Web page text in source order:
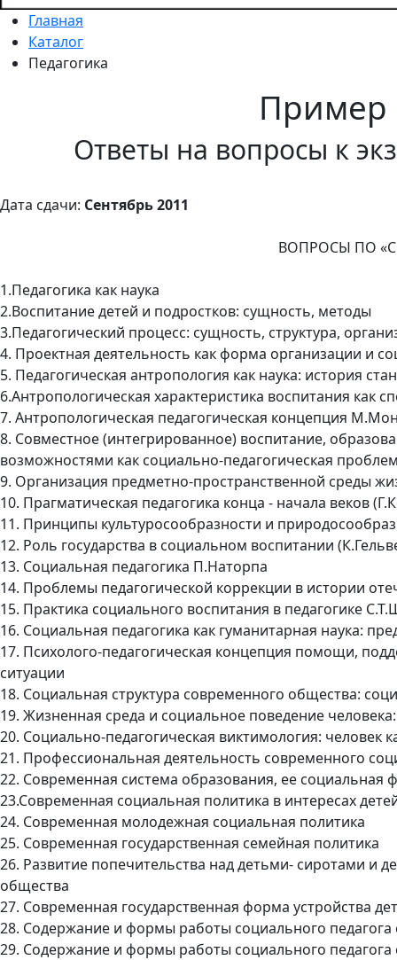
Главная
Каталог
Педагогика
Пример
Ответы на вопросы к
Дата сдачи: Сентябрь 2011
ВОПРОСЫ ПО
1.Педагогика как наука
2.Воспитание детей и подростков: сущность, методы
3.Педагогический процесс: сущность, структура,
4. Проектная деятельность как форма организации и
5. Педагогическая антропология как наука: история
6.Антропологическая характеристика воспитания как
7. Антропологическая педагогическая концепция
8. Совместное (интегрированное) воспитание,
возможностями как социально-педагогическая
9. Организация предметно-пространственной среды
10. Прагматическая педагогика конца - начала веков
11. Принципы культуросообразности и
12. Роль государства в социальном воспитании
13. Социальная педагогика П.Наторпа
14. Проблемы педагогической коррекции в истории
15. Практика социального воспитания в педагогике
16. Социальная педагогика как гуманитарная наука:
17. Психолого-педагогическая концепция помощи,
ситуации
18. Социальная структура современного общества:
19. Жизненная среда и социальное поведение
20. Социально-педагогическая виктимология: человек
21. Профессиональная деятельность современного
22. Современная система образования, ее социальная
23.Современная социальная политика в интересах
24. Современная молодежная социальная политика
25. Современная государственная семейная политика
26. Развитие попечительства над детьми- сиротами и
общества
27. Современная государственная форма устройства
28. Содержание и формы работы социального педагога
29. Содержание и формы работы социального